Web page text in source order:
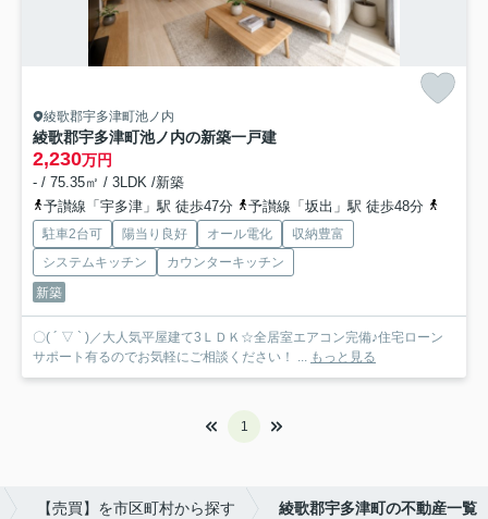
綾歌郡宇多津町池ノ内
綾歌郡宇多津町池ノ内の新築一戸建
2,230万円
- / 75.35㎡ / 3LDK /新築
予讃線「宇多津」駅 徒歩47分
予讃線「坂出」駅 徒歩48分
駐車2台可 陽当り良好 オール電化
収納豊富
システムキッチン
カウンターキッチン
新築
〇( ´ ▽ ` )／大人気平屋建て3ＬＤＫ☆全居室エアコン完備♪住宅ローン
サポート有るのでお気軽にご相談ください！ ... もっと見る
1
【売買】を市区町村から探す 綾歌郡宇多津町の不動産一覧